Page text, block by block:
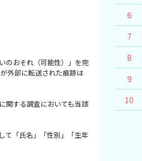
のおそれ（可能性）」を完
外部に転送された痕跡は
関する調査においても当該
て「氏名」「性別」「生年
6
7
8
9
10